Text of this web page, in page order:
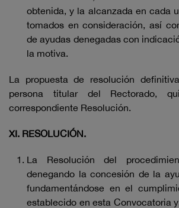
obtenida, y la alcanzada en cada
tomados en consideración, así
de ayudas denegadas con
la motiva.
La propuesta de resolución
persona titular del Rectorado,
correspondiente Resolución.
XI. RESOLUCIÓN.
La Resolución del
denegando la concesión de la
fundamentándose en el
establecido en esta Convocatoria